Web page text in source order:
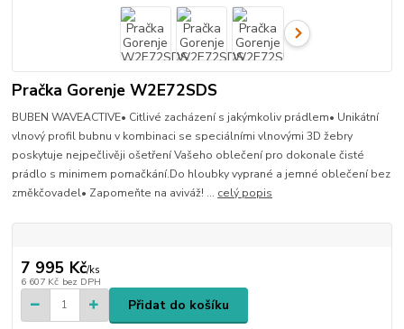
Pračka Gorenje W2E72SDS
BUBEN WAVEACTIVE• Citlivé zacházení s jakýmkoliv prádlem• Unikátní
vlnový profil bubnu v kombinaci se speciálními vlnovými 3D žebry
poskytuje nejpečlivěji ošetření Vašeho oblečení pro dokonale čisté
prádlo s minimem pomačkání.Do hloubky vyprané a jemné oblečení bez
změkčovadel• Zapomeňte na aviváž! ... celý popis
7 995 Kč/ks
6 607 Kč bez DPH
Přidat do košíku